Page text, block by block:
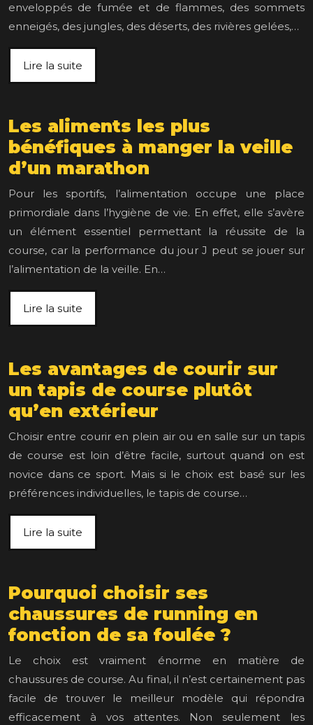
enveloppés de fumée et de flammes, des sommets
enneigés, des jungles, des déserts, des rivières gelées,…
Lire la suite
Les aliments les plus
bénéfiques à manger la veille
d’un marathon
Pour les sportifs, l’alimentation occupe une place
primordiale dans l’hygiène de vie. En effet, elle s’avère
un élément essentiel permettant la réussite de la
course, car la performance du jour J peut se jouer sur
l’alimentation de la veille. En…
Lire la suite
Les avantages de courir sur
un tapis de course plutôt
qu’en extérieur
Choisir entre courir en plein air ou en salle sur un tapis
de course est loin d’être facile, surtout quand on est
novice dans ce sport. Mais si le choix est basé sur les
préférences individuelles, le tapis de course…
Lire la suite
Pourquoi choisir ses
chaussures de running en
fonction de sa foulée ?
Le choix est vraiment énorme en matière de
chaussures de course. Au final, il n’est certainement pas
facile de trouver le meilleur modèle qui répondra
efficacement à vos attentes. Non seulement les